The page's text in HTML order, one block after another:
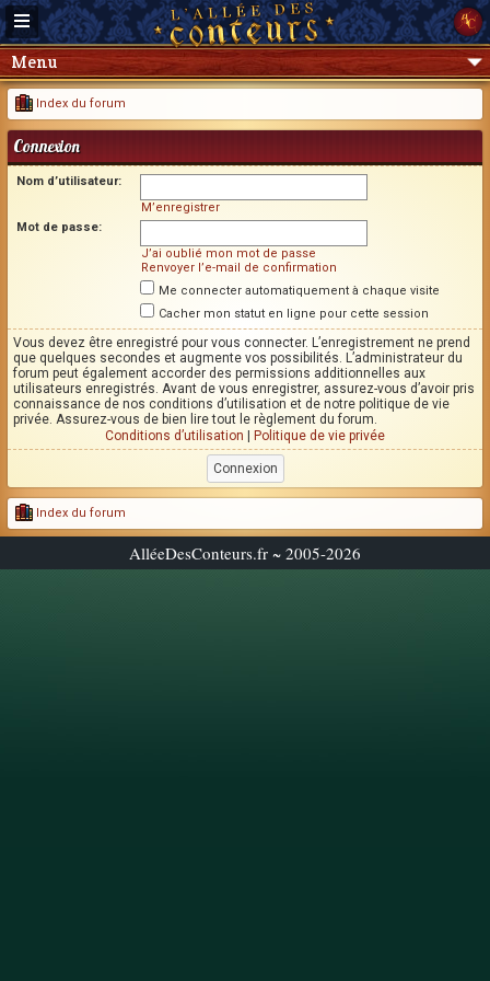
Menu
Index du forum
Connexion
Nom d’utilisateur:
M’enregistrer
Mot de passe:
J’ai oublié mon mot de passe
Renvoyer l’e-mail de confirmation
Me connecter automatiquement à chaque visite
Cacher mon statut en ligne pour cette session
Vous devez être enregistré pour vous connecter. L’enregistrement ne prend
que quelques secondes et augmente vos possibilités. L’administrateur du
forum peut également accorder des permissions additionnelles aux
utilisateurs enregistrés. Avant de vous enregistrer, assurez-vous d’avoir pris
connaissance de nos conditions d’utilisation et de notre politique de vie
privée. Assurez-vous de bien lire tout le règlement du forum.
Conditions d’utilisation
Politique de vie privée
Index du forum
AlléeDesConteurs.fr ~ 2005-2026